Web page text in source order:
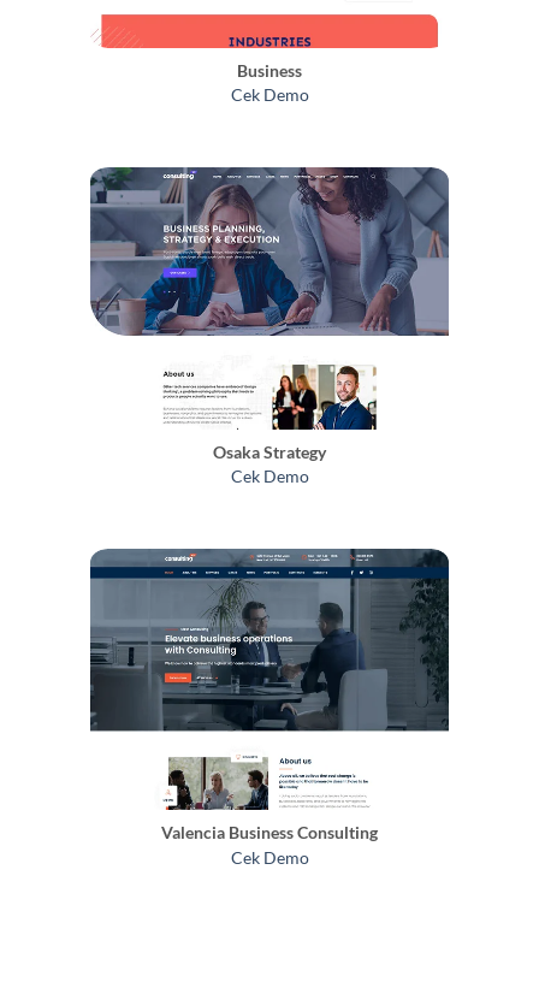
Business
Cek Demo
Osaka Strategy
Cek Demo
Valencia Business Consulting
Cek Demo